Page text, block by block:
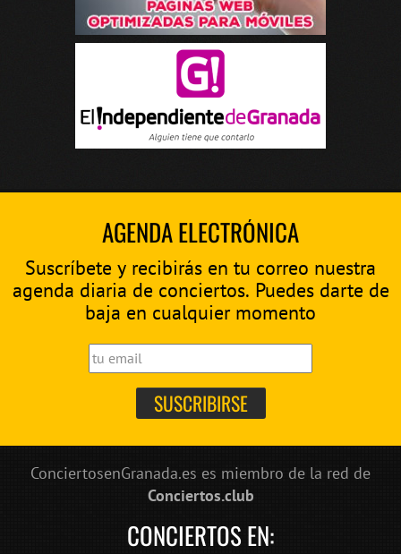
AGENDA ELECTRÓNICA
Suscríbete y recibirás en tu correo nuestra
agenda diaria de conciertos. Puedes darte de
baja en cualquier momento
ConciertosenGranada.es es miembro de la red de
Conciertos.club
CONCIERTOS EN: